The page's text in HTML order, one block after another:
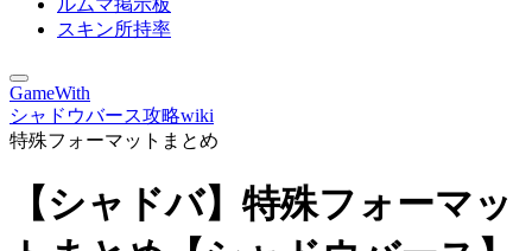
ルムマ掲示板
スキン所持率
GameWith
シャドウバース攻略wiki
特殊フォーマットまとめ
【シャドバ】特殊フォーマッ